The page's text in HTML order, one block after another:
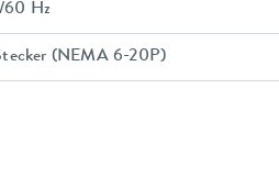
Hz
(NEMA 6-20P)